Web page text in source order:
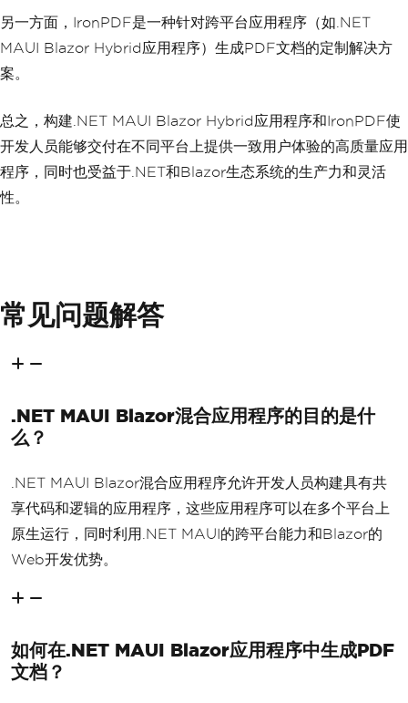
另一方面，IronPDF是一种针对跨平台应用程序（如.NET
MAUI Blazor Hybrid应用程序）生成PDF文档的定制解决方
案。
总之，构建.NET MAUI Blazor Hybrid应用程序和IronPDF使
开发人员能够交付在不同平台上提供一致用户体验的高质量应用
程序，同时也受益于.NET和Blazor生态系统的生产力和灵活
性。
常见问题解答
.NET MAUI Blazor混合应用程序的目的是什
么？
.NET MAUI Blazor混合应用程序允许开发人员构建具有共
享代码和逻辑的应用程序，这些应用程序可以在多个平台上
原生运行，同时利用.NET MAUI的跨平台能力和Blazor的
Web开发优势。
如何在.NET MAUI Blazor应用程序中生成PDF
文档？